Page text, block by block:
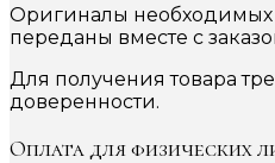
Оригиналы необходимых
переданы вместе с
Для получения товара
доверенности.
Оплата для физических